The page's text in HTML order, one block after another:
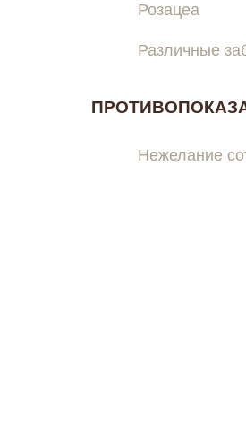
Розацеа
Различные
Нежелание